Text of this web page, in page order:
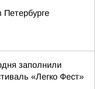
заполнили
«Легко Фест»